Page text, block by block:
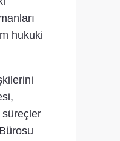
hukuki
süreçler